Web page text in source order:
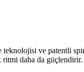
teknolojisi ve patentli
ritmi daha da güçlendirir.